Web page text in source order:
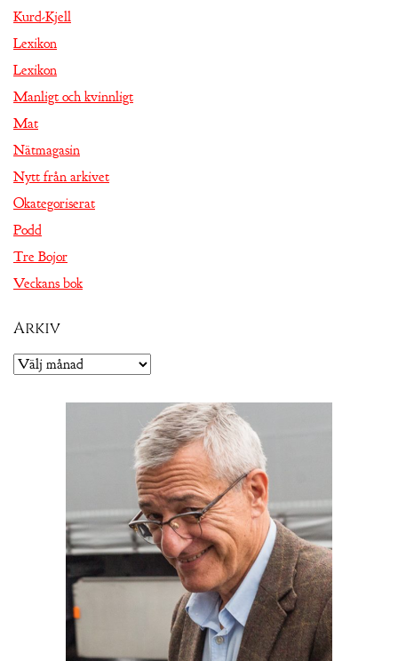
Kurd-Kjell
Lexikon
Lexikon
Manligt och kvinnligt
Mat
Nätmagasin
Nytt från arkivet
Okategoriserat
Podd
Tre Bojor
Veckans bok
Arkiv
Arkiv